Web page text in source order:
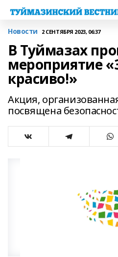
Новости 2 СЕНТЯБРЯ 2023, 06:37
В Туймазах
мероприятие
красиво!»
Акция,
посвящена